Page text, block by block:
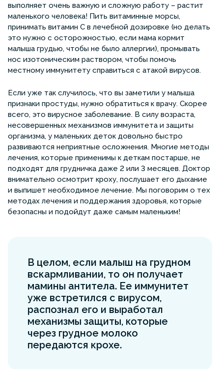
выполняет очень важную и сложную работу – растит
маленького человека! Пить витаминные морсы,
принимать витамин С в лечебной дозировке (но делать
это нужно с осторожностью, если мама кормит
малыша грудью, чтобы не было аллергии), промывать
нос изотоническим раствором, чтобы помочь
местному иммунитету справиться с атакой вирусов.
Если уже так случилось, что вы заметили у малыша
признаки простуды, нужно обратиться к врачу. Скорее
всего, это вирусное заболевание. В силу возраста,
несовершенных механизмов иммунитета и защиты
организма, у маленьких деток довольно быстро
развиваются неприятные осложнения. Многие методы
лечения, которые применимы к деткам постарше, не
подходят для грудничка даже 2 или 3 месяцев. Доктор
внимательно осмотрит кроху, послушает его дыхание
и выпишет необходимое лечение. Мы поговорим о тех
методах лечения и поддержания здоровья, которые
безопасны и подойдут даже самым маленьким!
В целом, если малыш на грудном
вскармливании, то он получает
мамины антитела. Ее иммунитет
уже встретился с вирусом,
распознал его и выработал
механизмы защиты, которые
через грудное молоко
передаются крохе.